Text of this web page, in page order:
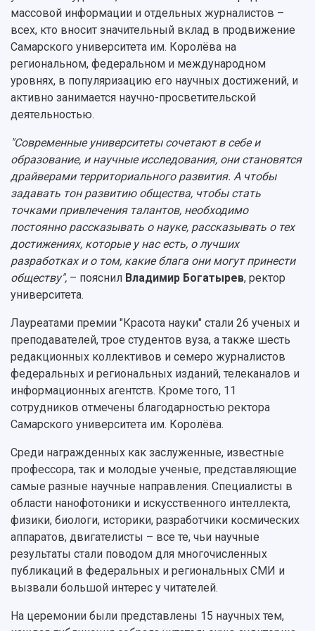
Кампус
3D-тур по университету
Музеи
Учебный аэродром
Центр истории авиационных двигателей
Ботанический сад
Умный дом бабочек
Сведения об образовательной организации
Официальные документы
Патенты
Публикации и издания
Отчеты о проведенных конференциях
массовой информации и отдельных журналистов –
всех, кто вносит значительный вклад в продвижение
Самарского университета им. Королёва на
региональном, федеральном и международном
уровнях, в популяризацию его научных достижений, и
активно занимается научно-просветительской
деятельностью.
"Современные университеты сочетают в себе и
образование, и научные исследования, они становятся
драйверами территориального развития. А чтобы
задавать тон развитию общества, чтобы стать
точками привлечения талантов, необходимо
постоянно рассказывать о науке, рассказывать о тех
достижениях, которые у нас есть, о лучших
разработках и о том, какие блага они могут принести
обществу", – пояснил Владимир Богатырев, ректор
университета.
Лауреатами премии "Красота науки" стали 26 ученых и
преподавателей, трое студентов вуза, а также шесть
редакционных коллективов и семеро журналистов
федеральных и региональных изданий, телеканалов и
информационных агентств. Кроме того, 11
сотрудников отмечены благодарностью ректора
Самарского университета им. Королёва.
Среди награжденных как заслуженные, известные
профессора, так и молодые ученые, представляющие
самые разные научные направления. Специалисты в
области нанофотоники и искусственного интеллекта,
физики, биологи, историки, разработчики космических
аппаратов, двигателисты – все те, чьи научные
результаты стали поводом для многочисленных
публикаций в федеральных и региональных СМИ и
вызвали большой интерес у читателей.
На церемонии были представлены 15 научных тем,